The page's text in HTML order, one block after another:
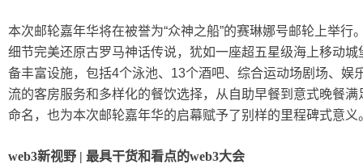
本次邮轮嘉年华将在被誉为“众神之船”的赛琳娜号邮轮上举
细节完美还原古罗马神话传说，犹如一座超五星级海上移动
备丰富设施，包括4个泳池、13个酒吧、综合运动场剧场、娱
流的客房服务和多样化的餐饮选择，从自助早餐到意式晚餐满
命名，也为本次邮轮嘉年华的启幕赋予了别样的里程碑式意义
web3新视野 | 最具干货和看点的web3大会